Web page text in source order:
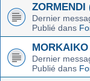
Dernier
Publié dans
Dernier
Publié dans